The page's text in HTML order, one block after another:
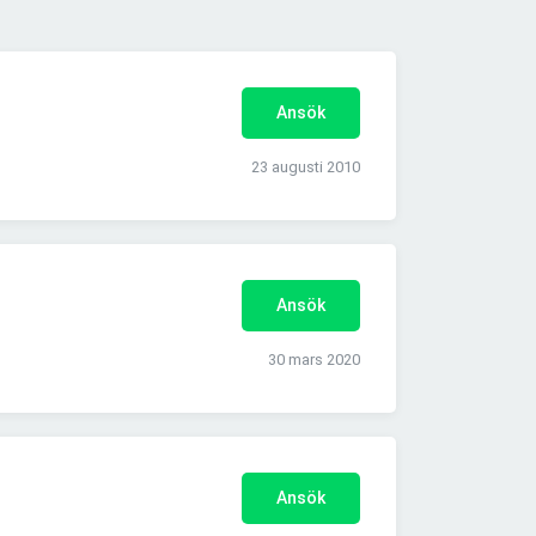
Ansök
23 augusti 2010
Ansök
30 mars 2020
Ansök